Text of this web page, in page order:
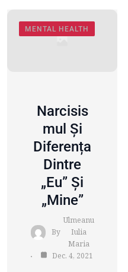
MENTAL HEALTH
Narcisis
Mul Și
Diferența
Dintre
„Eu” Și
„Mine”
By
Ulmeanu
Iulia
Maria
Dec. 4, 2021